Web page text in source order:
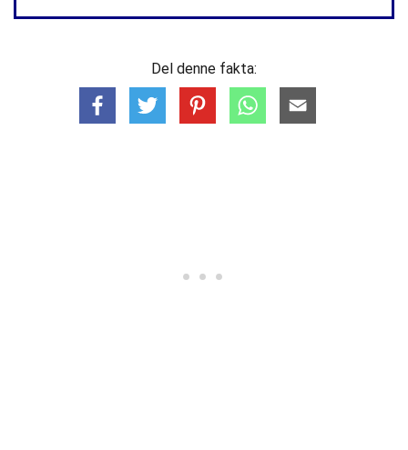
Del denne fakta: